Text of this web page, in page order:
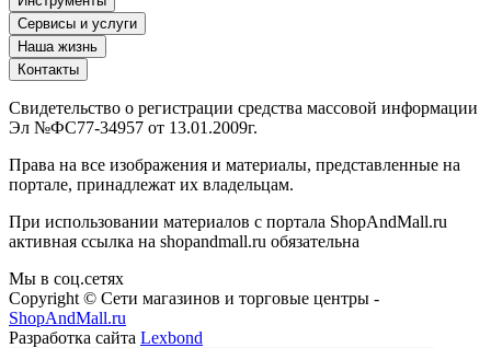
Сервисы и услуги
Наша жизнь
Контакты
Свидетельство о регистрации средства массовой информации
Эл №ФС77-34957 от 13.01.2009г.
Права на все изображения и материалы, представленные на
портале, принадлежат их владельцам.
При использовании материалов с портала ShopAndMall.ru
активная ссылка на shopandmall.ru обязательна
Мы в соц.сетях
Copyright © Сети магазинов и торговые центры -
ShopAndMall.ru
Разработка сайта Lexbond